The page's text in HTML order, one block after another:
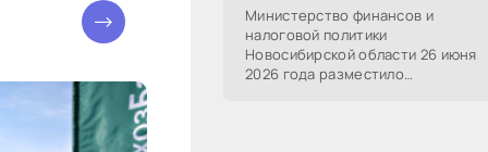
Министерство финансов и
налоговой политики
Новосибирской области 26 июня
2026 года разместило